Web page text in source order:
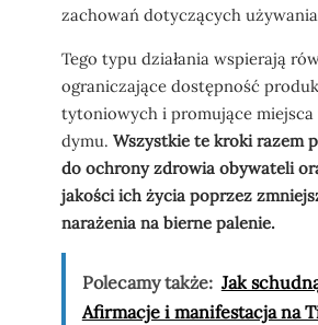
zachowań dotyczących
Tego typu działania wspierają
ograniczające dostępność
tytoniowych i promujące
dymu. Wszystkie te kroki razem
do ochrony zdrowia obywateli
jakości ich życia poprzez
narażenia na bierne palenie.
Polecamy także: Jak
Afirmacje i manifestacja na